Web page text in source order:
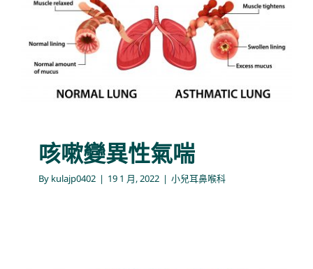
咳嗽變異性氣喘
小兒耳鼻喉科
咳嗽變異性氣喘
By kulajp0402 | 19 1 月, 2022 | 小兒耳鼻喉科